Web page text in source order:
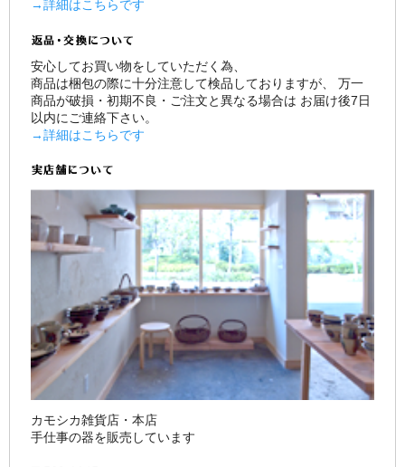
→詳細はこちらです
安心してお買い物をしていただく為、
商品は梱包の際に十分注意して検品しておりますが、 万一
商品が破損・初期不良・ご注文と異なる場合は お届け後7日
以内にご連絡下さい。
→詳細はこちらです
カモシカ雑貨店・本店
手仕事の器を販売しています